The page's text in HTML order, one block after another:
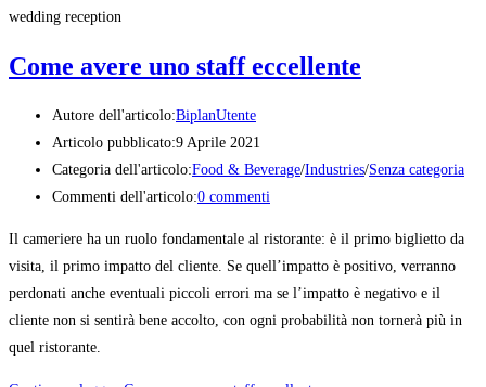
wedding reception
Come avere uno staff eccellente
Autore dell'articolo:BiplanUtente
Articolo pubblicato:9 Aprile 2021
Categoria dell'articolo:Food & Beverage/Industries/Senza categoria
Commenti dell'articolo:0 commenti
Il cameriere ha un ruolo fondamentale al ristorante: è il primo biglietto da
visita, il primo impatto del cliente. Se quell’impatto è positivo, verranno
perdonati anche eventuali piccoli errori ma se l’impatto è negativo e il
cliente non si sentirà bene accolto, con ogni probabilità non tornerà più in
quel ristorante.